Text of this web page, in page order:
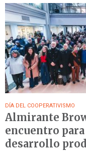
DÍA DEL COOPERATIVISMO
Almirante
encuentro
desarrollo